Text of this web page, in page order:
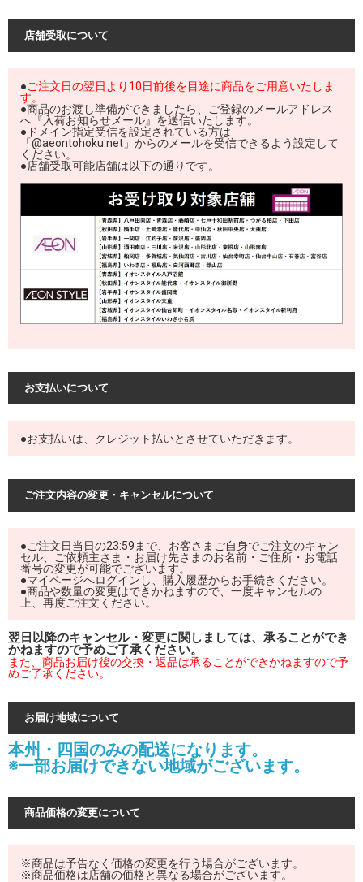
店舗受取について
●ご注文日の翌日より10日前後を目途に商品をご用意いたしま
す。
●商品のお渡し準備ができましたら、ご登録のメールアドレス
へ『入荷お知らせメール』を送信いたします。
●ドメイン指定受信を設定されている方は
「@aeontohoku.net」からのメールを受信できるよう設定して
ください。
●店舗受取可能店舗は以下の通りです。
お支払いについて
●お支払いは、クレジット払いとさせていただきます。
ご注文内容の変更・キャンセルについて
●ご注文日当日の23:59まで、お客さまご自身でご注文のキャン
セル、ご依頼主さま・お届け先さまのお名前・ご住所・お電話
番号の変更が可能でございます。
●マイページへログインし、購入履歴からお手続きください。
●商品や数量の変更はできかねますので、一度キャンセルの
上、再度ご注文ください。
翌日以降のキャンセル・変更に関しましては、承ることができ
かねますので予めご了承ください。
また、商品お届け後の交換・返品は承ることができかねますので予
めご了承ください。
お届け地域について
本州・四国のみの配送になります。
※一部お届けできない地域がございます。
商品価格の変更について
※商品は予告なく価格の変更を行う場合がございます。
※商品価格は店舗の価格と異なる場合がございます。